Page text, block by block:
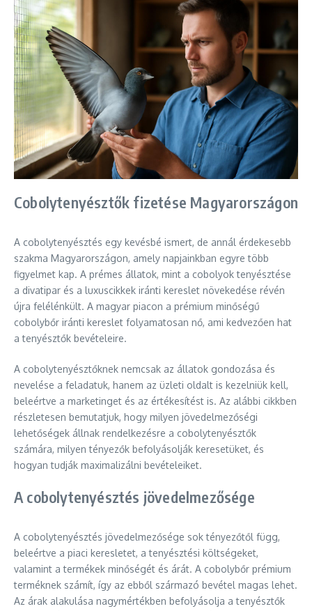
Cobolytenyésztők fizetése Magyarországon
A cobolytenyésztés egy kevésbé ismert, de annál érdekesebb
szakma Magyarországon, amely napjainkban egyre több
figyelmet kap. A prémes állatok, mint a cobolyok tenyésztése
a divatipar és a luxuscikkek iránti kereslet növekedése révén
újra felélénkült. A magyar piacon a prémium minőségű
cobolybőr iránti kereslet folyamatosan nő, ami kedvezően hat
a tenyésztők bevételeire.
A cobolytenyésztőknek nemcsak az állatok gondozása és
nevelése a feladatuk, hanem az üzleti oldalt is kezelniük kell,
beleértve a marketinget és az értékesítést is. Az alábbi cikkben
részletesen bemutatjuk, hogy milyen jövedelmezőségi
lehetőségek állnak rendelkezésre a cobolytenyésztők
számára, milyen tényezők befolyásolják keresetüket, és
hogyan tudják maximalizálni bevételeiket.
A cobolytenyésztés jövedelmezősége
A cobolytenyésztés jövedelmezősége sok tényezőtől függ,
beleértve a piaci keresletet, a tenyésztési költségeket,
valamint a termékek minőségét és árát. A cobolybőr prémium
terméknek számít, így az ebből származó bevétel magas lehet.
Az árak alakulása nagymértékben befolyásolja a tenyésztők